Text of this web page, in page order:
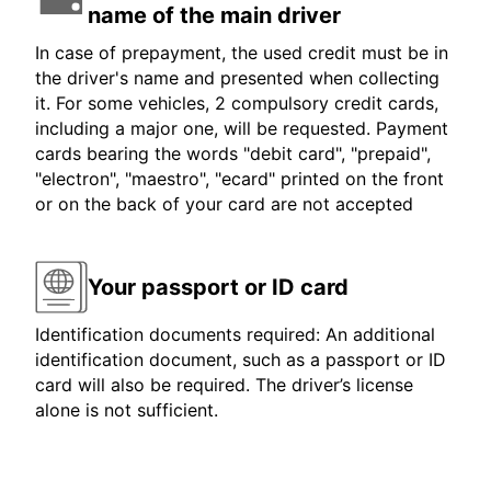
name of the main driver
In case of prepayment, the used credit must be in
the driver's name and presented when collecting
it. For some vehicles, 2 compulsory credit cards,
including a major one, will be requested. Payment
cards bearing the words "debit card", "prepaid",
"electron", "maestro", "ecard" printed on the front
or on the back of your card are not accepted
Your passport or ID card
Identification documents required: An additional
identification document, such as a passport or ID
card will also be required. The driver’s license
alone is not sufficient.